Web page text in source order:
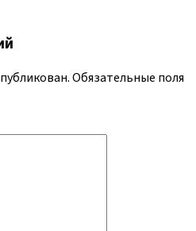
Обязательные поля